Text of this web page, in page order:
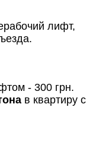
лифт,
- 300 грн.
в квартиру с